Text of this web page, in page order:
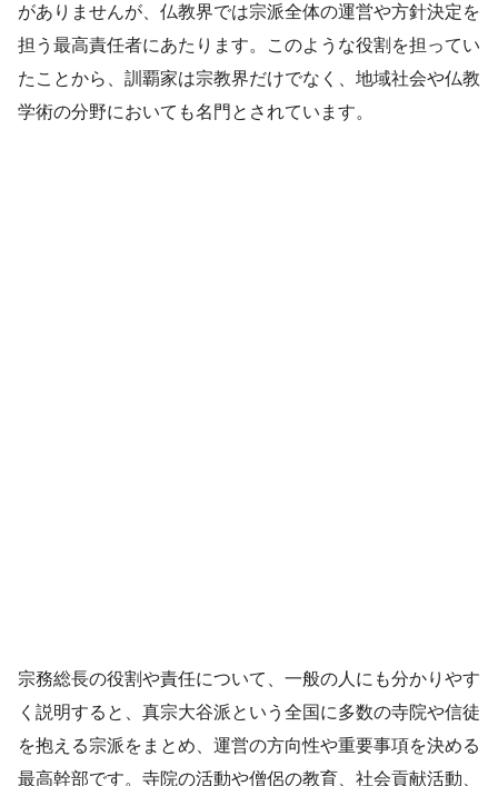
がありませんが、仏教界では宗派全体の運営や方針決定を
担う最高責任者にあたります。このような役割を担ってい
たことから、訓覇家は宗教界だけでなく、地域社会や仏教
学術の分野においても名門とされています。
宗務総長の役割や責任について、一般の人にも分かりやす
く説明すると、真宗大谷派という全国に多数の寺院や信徒
を抱える宗派をまとめ、運営の方向性や重要事項を決める
最高幹部です。寺院の活動や僧侶の教育、社会貢献活動、